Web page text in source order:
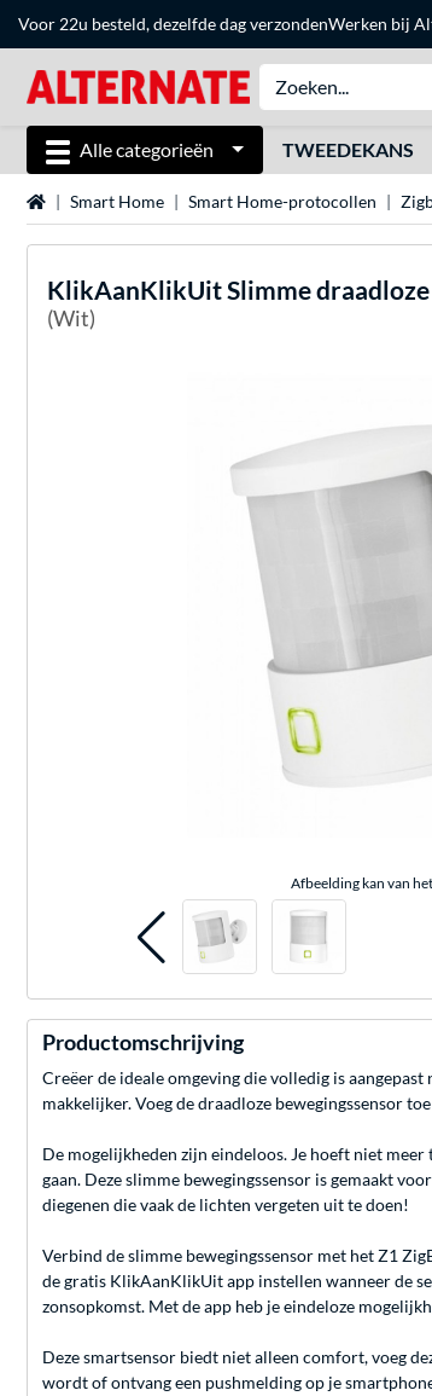
Voor 22u besteld, dezelfde dag verzondenWerken bij
Alle categorieën TWEEDEKANS
HomeSmart Home Smart Home-protocollen
KlikAanKlikUitSlimme
(Wit)
Afbeelding kan van
Productomschrijving
Creëer de ideale omgeving die volledig is
makkelijker. Voeg de draadloze bewegingssensor
De mogelijkheden zijn eindeloos. Je hoeft niet
gaan. Deze slimme bewegingssensor is gemaakt
diegenen die vaak de lichten vergeten uit te doen!
Verbind de slimme bewegingssensor met het Z1
de gratis KlikAanKlikUit app instellen wanneer de
zonsopkomst. Met de app heb je eindeloze
Deze smartsensor biedt niet alleen comfort, voeg
wordt of ontvang een pushmelding op je